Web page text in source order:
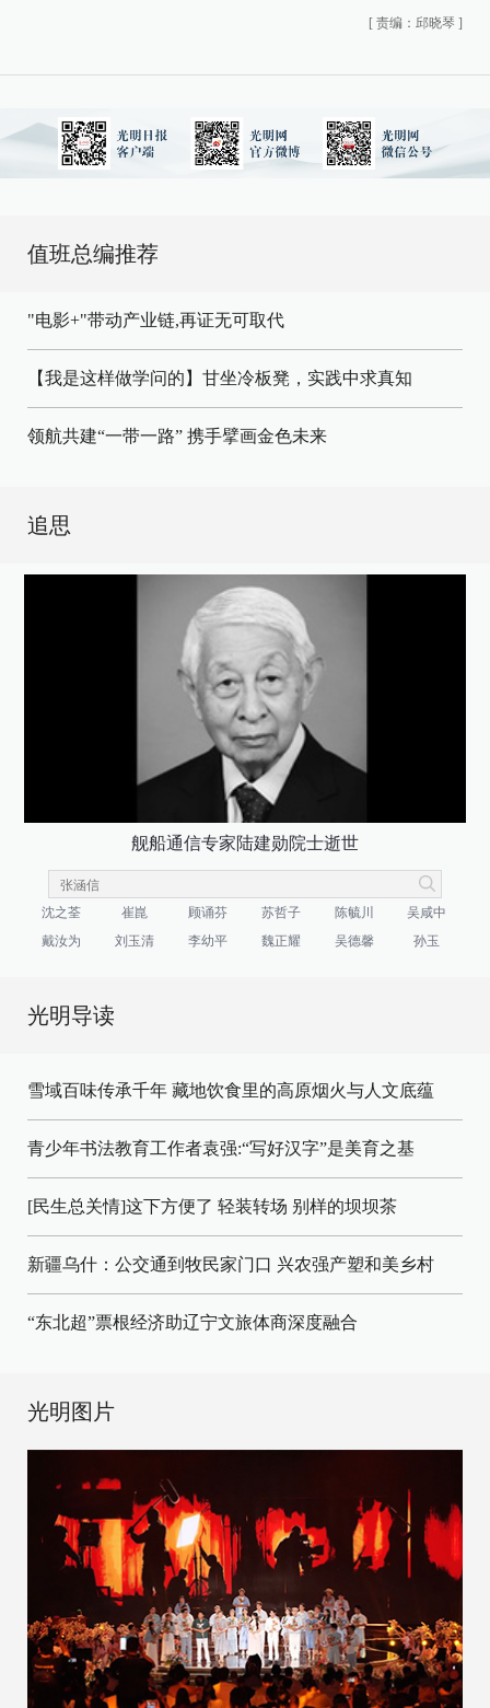
[ 责编：邱晓琴 ]
值班总编推荐
"电影+"带动产业链,再证无可取代
【我是这样做学问的】甘坐冷板凳，实践中求真知
领航共建“一带一路” 携手擘画金色未来
追思
舰船通信专家陆建勋院士逝世
沈之荃 崔崑 顾诵芬 苏哲子 陈毓川
吴咸中
戴汝为
刘玉清 李幼平 魏正耀 吴德馨 孙玉
光明导读
雪域百味传承千年 藏地饮食里的高原烟火与人文底蕴
青少年书法教育工作者袁强:“写好汉字”是美育之基
[民生总关情]这下方便了 轻装转场 别样的坝坝茶
新疆乌什：公交通到牧民家门口 兴农强产塑和美乡村
“东北超”票根经济助辽宁文旅体商深度融合
光明图片